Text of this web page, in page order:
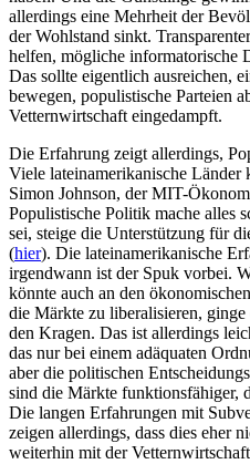
allerdings eine Mehrheit der
der Wohlstand sinkt.
helfen, mögliche informatorische
Das sollte eigentlich ausreichen,
bewegen, populistische Parteien
Vetternwirtschaft eingedampft.
Die Erfahrung zeigt allerdings,
Viele lateinamerikanische Länder
Simon Johnson, der MIT-
Populistische Politik mache alles
sei, steige die Unterstützung für
(hier). Die lateinamerikanische
irgendwann ist der Spuk vorbei.
könnte auch an den
die Märkte zu liberalisieren,
den Kragen. Das ist allerdings
das nur bei einem adäquaten
aber die politischen
sind die Märkte funktionsfähiger,
Die langen Erfahrungen mit
zeigen allerdings, dass dies eher
weiterhin mit der